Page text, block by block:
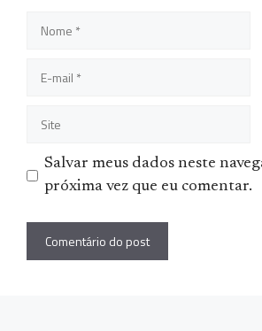
mail
Salvar meus dados neste
próxima vez que eu comentar.